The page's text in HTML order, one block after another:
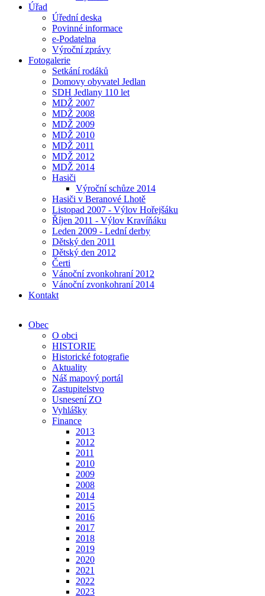
Úřad
Úřední deska
Povinné informace
e-Podatelna
Výroční zprávy
Fotogalerie
Setkání rodáků
Domovy obyvatel Jedlan
SDH Jedlany 110 let
MDŽ 2007
MDŽ 2008
MDŽ 2009
MDŽ 2010
MDŽ 2011
MDŽ 2012
MDŽ 2014
Hasiči
Výroční schůze 2014
Hasiči v Beranové Lhotě
Listopad 2007 - Výlov Hořejšáku
Říjen 2011 - Výlov Kravíňáku
Leden 2009 - Lední derby
Dětský den 2011
Dětský den 2012
Čerti
Vánoční zvonkohraní 2012
Vánoční zvonkohraní 2014
Kontakt
Obec
O obci
HISTORIE
Historické fotografie
Aktuality
Náš mapový portál
Zastupitelstvo
Usnesení ZO
Vyhlášky
Finance
2013
2012
2011
2010
2009
2008
2014
2015
2016
2017
2018
2019
2020
2021
2022
2023